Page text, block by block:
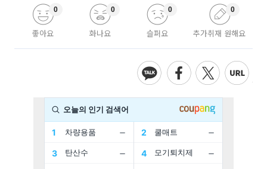
좋아요
0
화나요
0
슬퍼요
0
추가취재 원해요
0